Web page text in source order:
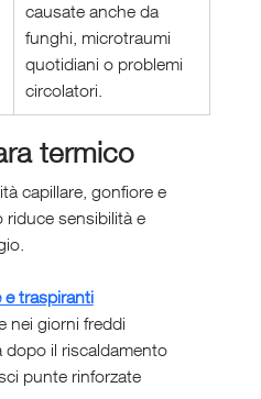
causate anche da
funghi, microtraumi
quotidiani o problemi
circolatori.
termico
capillare, gonfiore e
sensibilità e
e traspiranti
nei giorni freddi
il riscaldamento
punte rinforzate